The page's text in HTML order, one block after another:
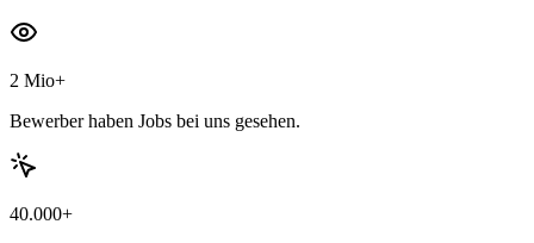
2 Mio+
Bewerber haben Jobs bei uns gesehen.
40.000+